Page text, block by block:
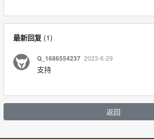
最新回复(1)
Q_1686554237 2023-6-29
支持
返回